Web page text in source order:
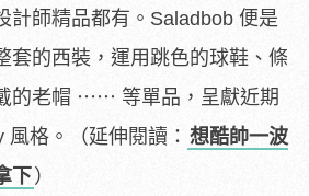
計師精品都有。Saladbob 便是
套的西裝，運用跳色的球鞋、條
的老帽 ⋯⋯ 等單品，呈獻近期
格。（延伸閱讀： 想酷帥一波
下 ）